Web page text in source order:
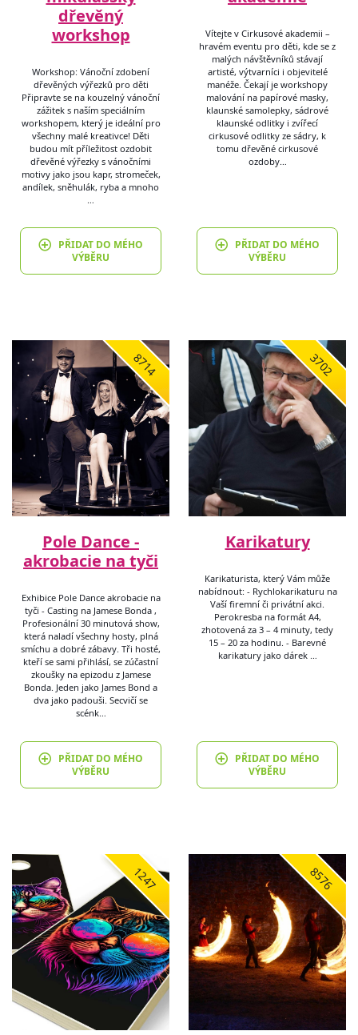
dřevěný
workshop
Workshop: Vánoční zdobení
dřevěných výřezků pro děti
Připravte se na kouzelný vánoční
zážitek s naším speciálním
workshopem, který je ideální pro
všechny malé kreativce! Děti
budou mít příležitost ozdobit
dřevěné výřezky s vánočními
motivy jako jsou kapr, stromeček,
andílek, sněhulák, ryba a mnoho
PŘIDAT DO MÉHO
VÝBĚRU
Vítejte v Cirkusové akademii –
hravém eventu pro děti, kde se z
malých návštěvníků stávají
artisté, výtvarníci i objevitelé
manéže. Čekají je workshopy
malování na papírové masky,
klaunské samolepky, sádrové
klaunské odlitky i zvířecí
cirkusové odlitky ze sádry, k
tomu dřevěné cirkusové
ozdoby…
PŘIDAT DO MÉHO
VÝBĚRU
8714
Pole Dance -
akrobacie na tyči
Exhibice Pole Dance akrobacie na
tyči - Casting na Jamese Bonda ,
Profesionální 30 minutová show,
která naladí všechny hosty, plná
smíchu a dobré zábavy. Tři hosté,
kteří se sami přihlásí, se zúčastní
zkoušky na epizodu z Jamese
Bonda. Jeden jako James Bond a
dva jako padouši. Secvičí se
scénk…
PŘIDAT DO MÉHO
VÝBĚRU
3702
Karikatury
Karikaturista, který Vám může
nabídnout: - Rychlokarikaturu na
Vaší firemní či privátní akci.
Perokresba na formát A4,
zhotovená za 3 – 4 minuty, tedy
15 – 20 za hodinu. - Barevné
karikatury jako dárek …
PŘIDAT DO MÉHO
VÝBĚRU
1247 8576